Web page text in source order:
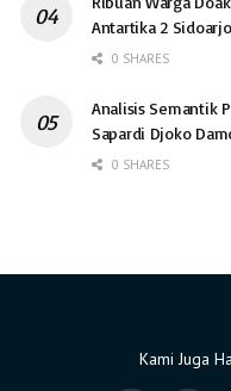
Antartika 2 Sidoarjo
0 SHARES
Analisis Semantik
Sapardi Djoko
0 SHARES
Kami Juga